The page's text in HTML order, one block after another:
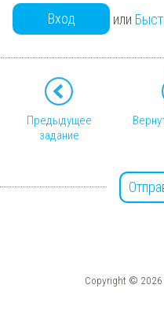
Вход или
Предыдущее
задание
Copyright ©